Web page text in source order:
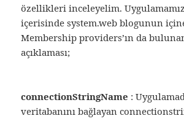
özellikleri inceleyelim.
içerisinde system.web blogunun
Membership providers’ın da
açıklaması;
connectionStringName :
veritabanını bağlayan